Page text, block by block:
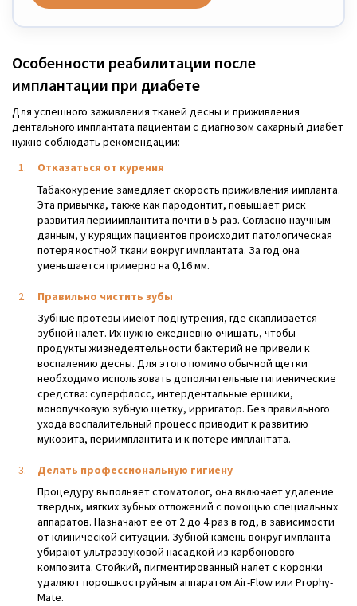
Особенности реабилитации после
имплантации при диабете
Для успешного заживления тканей десны и приживления
дентального имплантата пациентам с диагнозом сахарный диабет
нужно соблюдать рекомендации:
Отказаться от курения
Табакокурение замедляет скорость приживления импланта.
Эта привычка, также как пародонтит, повышает риск
развития периимплантита почти в 5 раз. Согласно научным
данным, у курящих пациентов происходит патологическая
потеря костной ткани вокруг имплантата. За год она
уменьшается примерно на 0,16 мм.
Правильно чистить зубы
Зубные протезы имеют поднутрения, где скапливается
зубной налет. Их нужно ежедневно очищать, чтобы
продукты жизнедеятельности бактерий не привели к
воспалению десны. Для этого помимо обычной щетки
необходимо использовать дополнительные гигиенические
средства: суперфлосс, интердентальные ершики,
монопучковую зубную щетку, ирригатор. Без правильного
ухода воспалительный процесс приводит к развитию
мукозита, периимплантита и к потере имплантата.
Делать профессиональную гигиену
Процедуру выполняет стоматолог, она включает удаление
твердых, мягких зубных отложений с помощью специальных
аппаратов. Назначают ее от 2 до 4 раз в год, в зависимости
от клинической ситуации. Зубной камень вокруг импланта
убирают ультразвуковой насадкой из карбонового
композита. Стойкий, пигментированный налет с коронки
удаляют порошкоструйным аппаратом Air-Flow или Prophy-
Mate.